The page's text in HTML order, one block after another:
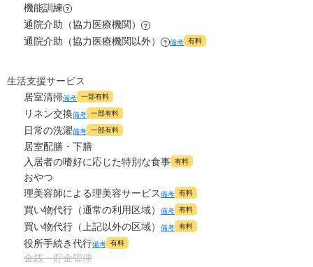
機能訓練 ?
通院介助（協力医療機関） ?
通院介助（協力医療機関以外） ? 備考 有料
生活支援サービス
居室清掃備考 一部有料
リネン交換備考 一部有料
日常の洗濯備考 一部有料
居室配膳・下膳
入居者の嗜好に応じた特別な食事 有料
おやつ
理美容師による理美容サービス備考 有料
買い物代行（通常の利用区域） 備考 有料
買い物代行（上記以外の区域） 備考 有料
役所手続き代行備考 有料
金銭・貯金管理